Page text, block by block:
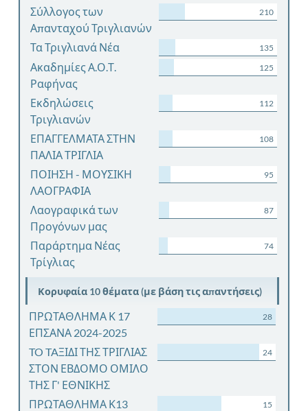
Σύλλογος των
Απανταχού Τριγλιανών
210
Τα Τριγλιανά Νέα 135
Ακαδημίες Α.Ο.Τ.
Ραφήνας
125
Εκδηλώσεις
Τριγλιανών
112
ΕΠΑΓΓΕΛΜΑΤΑ ΣΤΗΝ
ΠΑΛΙΑ ΤΡΙΓΛΙΑ
108
ΠΟΙΗΣΗ - ΜΟΥΣΙΚΗ
ΛΑΟΓΡΑΦΙΑ
95
Λαογραφικά των
Προγόνων μας
87
Παράρτημα Νέας
Τρίγλιας
74
Κορυφαία 10 θέματα (με βάση τις απαντήσεις)
ΠΡΩΤΑΘΛΗΜΑ Κ 17
ΕΠΣΑΝΑ 2024-2025
28
TO TAΞΙΔΙ ΤΗΣ ΤΡΙΓΛΙΑΣ
ΣΤΟΝ ΕΒΔΟΜΟ ΟΜΙΛΟ
ΤΗΣ Γ' ΕΘΝΙΚΗΣ
24
ΠΡΩΤΑΘΛΗΜΑ Κ13
15